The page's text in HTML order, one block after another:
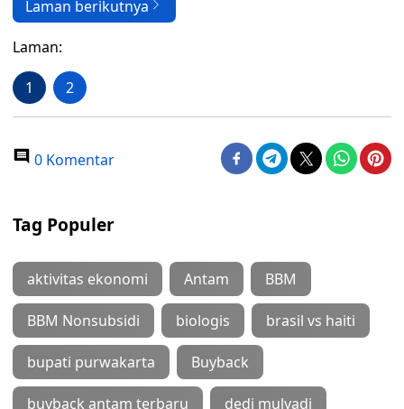
Laman berikutnya
Laman:
1 2
0 Komentar
Tag Populer
aktivitas ekonomi Antam BBM
BBM Nonsubsidi biologis brasil vs haiti
bupati purwakarta Buyback
buyback antam terbaru dedi mulyadi